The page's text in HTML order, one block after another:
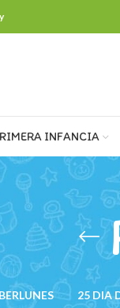
INFANCIA
25 DIA